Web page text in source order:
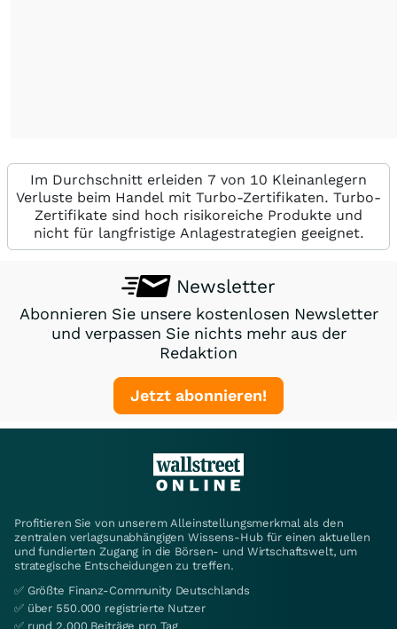
Im Durchschnitt erleiden 7 von 10 Kleinanlegern
Verluste beim Handel mit Turbo-Zertifikaten. Turbo-
Zertifikate sind hoch risikoreiche Produkte und
nicht für langfristige Anlagestrategien geeignet.
Newsletter
Abonnieren Sie unsere kostenlosen Newsletter
und verpassen Sie nichts mehr aus der
Redaktion
Jetzt abonnieren!
Profitieren Sie von unserem Alleinstellungsmerkmal als den
zentralen verlagsunabhängigen Wissens-Hub für einen aktuellen
und fundierten Zugang in die Börsen- und Wirtschaftswelt, um
strategische Entscheidungen zu treffen.
✅ Größte Finanz-Community Deutschlands
✅ über 550.000 registrierte Nutzer
✅ rund 2.000 Beiträge pro Tag